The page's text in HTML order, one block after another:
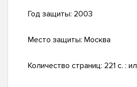
Год защиты: 2003
Место защиты: Москва
Количество страниц: 221 с. : ил